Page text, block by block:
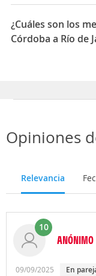
La duración media
Janeiro es 13:10
¿Cuáles son los
Córdoba a Río de
Opiniones
Relevancia
10
ANÓNIMO
09/09/2025 en